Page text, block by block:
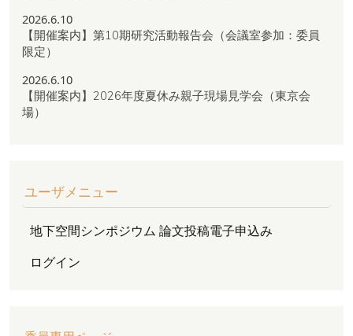
2026.6.10
【開催案内】第10期研究活動報告会（会議室参加：委員
限定）
2026.6.10
【開催案内】2026年度夏休み親子現場見学会（東京会
場）
ユーザメニュー
地下空間シンポジウム 論文投稿電子申込み
ログイン